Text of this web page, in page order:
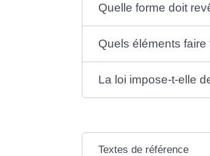
Quelle forme doit
Quels éléments
La loi impose-t-elle
Textes de référence